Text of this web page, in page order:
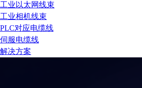
工业以太网线束
工业相机线束
PLC对应电缆线
伺服电缆线
解决方案